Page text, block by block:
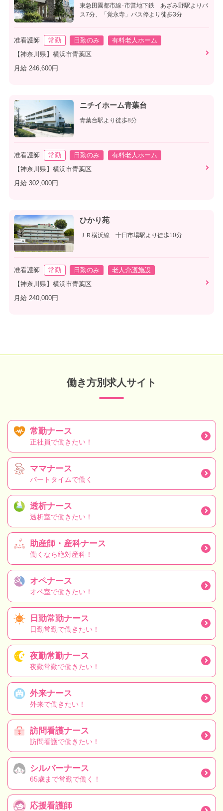
東急田園都市線･市営地下鉄 あざみ野駅よりバ
ス7分、「覚永寺」バス停より徒歩3分
准看護師 常勤 日勤のみ
有料老人ホーム
【神奈川県】横浜市青葉区
月給 246,600円
ニチイホーム青葉台
青葉台駅より徒歩8分
准看護師 常勤 日勤のみ
有料老人ホーム
【神奈川県】横浜市青葉区
月給 302,000円
ひかり苑
ＪＲ横浜線 十日市場駅より徒歩10分
准看護師 常勤 日勤のみ
老人介護施設
【神奈川県】横浜市青葉区
月給 240,000円
働き方別求人サイト
常勤ナース
正社員で働きたい！
ママナース
パートタイムで働く
透析ナース
透析室で働きたい！
助産師・産科ナース
働くなら絶対産科！
オペナース
オペ室で働きたい！
日勤常勤ナース
日勤常勤で働きたい！
夜勤常勤ナース
夜勤常勤で働きたい！
外来ナース
外来で働きたい！
訪問看護ナース
訪問看護で働きたい！
シルバーナース
65歳まで常勤で働く！
応援看護師